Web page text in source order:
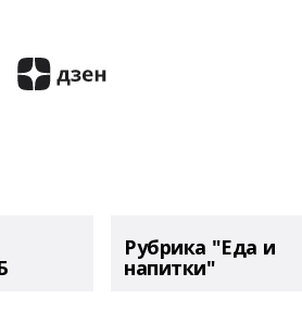
Рубрика "Еда и
напитки"